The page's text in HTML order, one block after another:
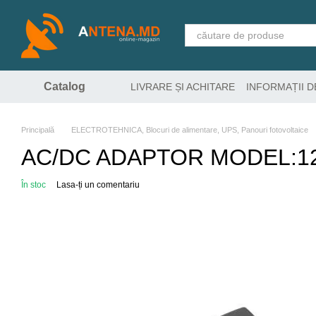
Mergi la conținutul principal
Catalog LIVRARE ȘI ACHITARE INFORMAȚII
Principală ELECTROTEHNICA, Blocuri de alimentare, UPS, Panouri fotovoltaice
AC/DC ADAPTOR
În stoc Lasa-ți un comentariu